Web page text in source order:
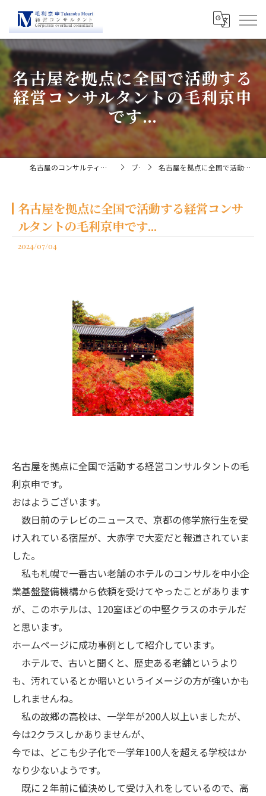
名古屋を拠点に全国で活動する
経営コンサルタントの毛利京申
です...
名古屋のコンサルティングなら経営コンサルタント毛利京申 ブログ 名古屋を拠点に全国で活動する経営コンサルタントの毛利京申です...
名古屋を拠点に全国で活動する経営コンサ
ルタントの毛利京申です...
2024/07/04
名古屋を拠点に全国で活動する経営コンサルタントの毛
利京申です。
おはようございます。
数日前のテレビのニュースで、京都の修学旅行生を受
け入れている宿屋が、大赤字で大変だと報道されていま
した。
私も札幌で一番古い老舗のホテルのコンサルを中小企
業基盤整備機構から依頼を受けてやったことがあります
が、このホテルは、120室ほどの中堅クラスのホテルだ
と思います。
ホームページに成功事例として紹介しています。
ホテルで、古いと聞くと、歴史ある老舗というより
も、汚れているとか暗いというイメージの方が強いかも
しれませんね。
私の故郷の高校は、一学年が200人以上いましたが、
今は2クラスしかありませんが、
今では、どこも少子化で一学年100人を超える学校はか
なり少ないようです。
既に２年前に値決めして受け入れをしているので、高